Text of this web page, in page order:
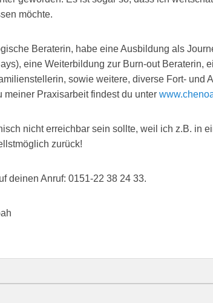
möchte.
Beraterin, habe eine Ausbildung als
eine Weiterbildung zur Burn-out Beraterin,
sowie weitere, diverse Fort- und
meiner Praxisarbeit findest du unter
nicht erreichbar sein sollte, weil ich z.B. in
zurück!
deinen Anruf: 0151-22 38 24 33.